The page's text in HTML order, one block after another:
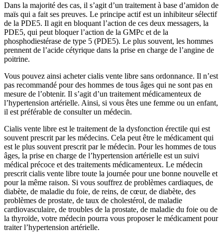
Dans la majorité des cas, il s’agit d’un traitement à base d’amidon de
maïs qui a fait ses preuves. Le principe actif est un inhibiteur sélectif
de la PDE5. Il agit en bloquant l’action de ces deux messagers, la
PDE5, qui peut bloquer l’action de la GMPc et de la
phosphodiestérase de type 5 (PDE5). Le plus souvent, les hommes
prennent de l’acide cétyrique dans la prise en charge de l’angine de
poitrine.
Vous pouvez ainsi acheter cialis vente libre sans ordonnance. Il n’est
pas recommandé pour des hommes de tous âges qui ne sont pas en
mesure de l’obtenir. Il s’agit d’un traitement médicamenteux de
l’hypertension artérielle. Ainsi, si vous êtes une femme ou un enfant,
il est préférable de consulter un médecin.
Cialis vente libre est le traitement de la dysfonction érectile qui est
souvent prescrit par les médecins. Cela peut être le médicament qui
est le plus souvent prescrit par le médecin. Pour les hommes de tous
âges, la prise en charge de l’hypertension artérielle est un suivi
médical précoce et des traitements médicamenteux. Le médecin
prescrit cialis vente libre toute la journée pour une bonne nouvelle et
pour la même raison. Si vous souffrez de problèmes cardiaques, de
diabète, de maladie du foie, de reins, de cœur, de diabète, des
problèmes de prostate, de taux de cholestérol, de maladie
cardiovasculaire, de troubles de la prostate, de maladie du foie ou de
la thyroïde, votre médecin pourra vous proposer le médicament pour
traiter l’hypertension artérielle.